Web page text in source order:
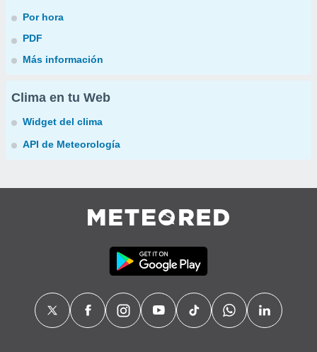
Por hora
PDF
Más información
Clima en tu Web
Widget del clima
API de Meteorología